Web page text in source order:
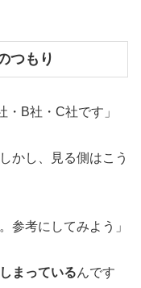
つもり
・B社・C社です」
かし、見る側はこう
参考にしてみよう」
まっているんです